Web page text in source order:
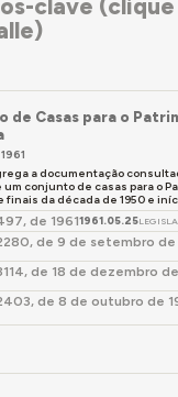
clave
de Casas para o
a documentação
conjunto de casas para o
finais da década de 1950 e
de 19611961.05.25
de 9 de setembro de
de 18 de dezembro
de 8 de outubro de